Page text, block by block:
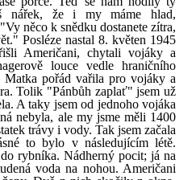
nářek, že i my máme hlad,
něco k snědku dostanete zítra,
Posléze nastal 8. květen 1945
Američani, chytali vojáky a
louce vedle hraničního
Matka pořád vařila pro vojáky a
Tolik "Pánbůh zaplať" jsem už
A taky jsem od jednoho vojáka
nebyla, ale my jsme měli 1400
trávy i vody. Tak jsem začala
to bylo v následujícím létě.
rybníka. Nádherný pocit; já na
voda na nohou. Američani